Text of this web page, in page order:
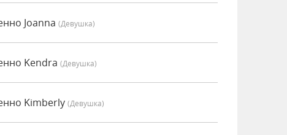
Joanna (девушка)
Kendra (девушка)
Kimberly (девушка)